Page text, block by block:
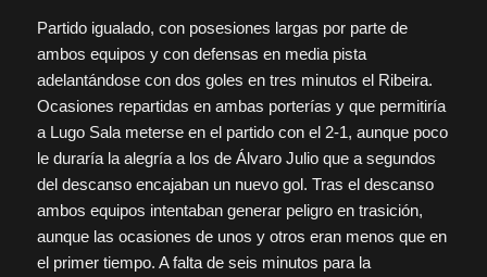
Partido igualado, con posesiones largas por parte de
ambos equipos y con defensas en media pista
adelantándose con dos goles en tres minutos el Ribeira.
Ocasiones repartidas en ambas porterías y que permitiría
a Lugo Sala meterse en el partido con el 2-1, aunque poco
le duraría la alegría a los de Álvaro Julio que a segundos
del descanso encajaban un nuevo gol. Tras el descanso
ambos equipos intentaban generar peligro en trasición,
aunque las ocasiones de unos y otros eran menos que en
el primer tiempo. A falta de seis minutos para la